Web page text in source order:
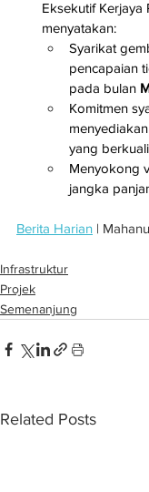
Eksekutif Kerjaya
menyatakan:
Syarikat
pencapaian
pada bulan
Komitmen
yang
Menyokong
jangka
Berita Harian |
Infrastruktur
Projek
Semenanjung
Related Posts